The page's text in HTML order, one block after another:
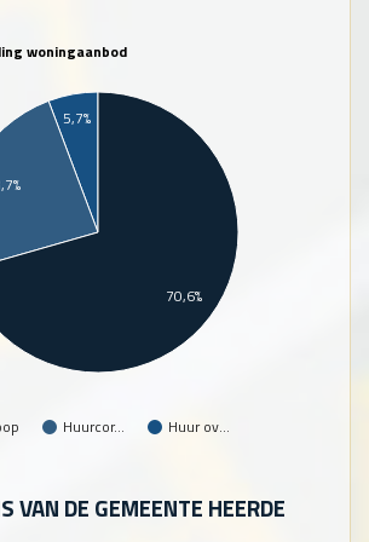
woningaanbod
Huurcor… Huur ov…
5,7%
70,6%
VAN DE GEMEENTE HEERDE